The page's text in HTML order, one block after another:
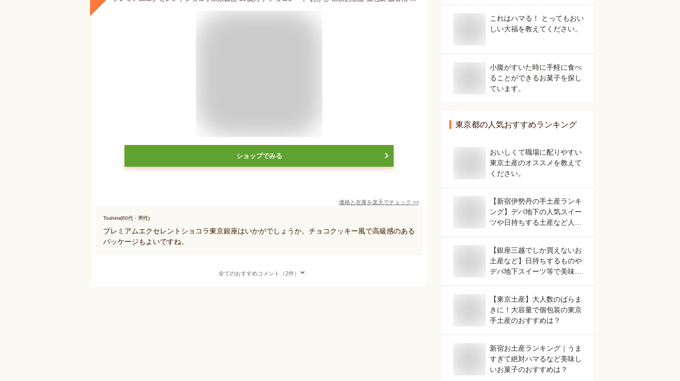
ショップでみる
価格と在庫を楽天でチェック >>
Toshimi(60代・男性)
プレミアムエクセレントショコラ東京銀座はいかがでしょうか。チョコクッキー風で高級感のある
パッケージもよいですね。
全てのおすすめコメント（2件）
これはハマる！ とってもおい
しい大福を教えてください。
小腹がすいた時に手軽に食べ
ることができるお菓子を探し
ています。
東京都の人気おすすめランキング
おいしくて職場に配りやすい
東京土産のオススメを教えて
ください。
【新宿伊勢丹の手土産ランキ
ング】デパ地下の人気スイー
ツや日持ちする土産など人気
【銀座三越でしか買えないお
土産など】日持ちするものや
デパ地下スイーツ等で美味し
【東京土産】大人数のばらま
きに！大容量で個包装の東京
手土産のおすすめは？
新宿お土産ランキング｜うま
すぎて絶対ハマるなど美味し
いお菓子のおすすめは？